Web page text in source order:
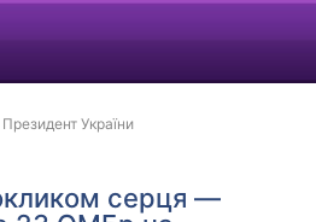
Президент України
серця —